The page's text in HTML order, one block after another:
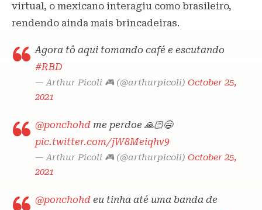
virtual, o mexicano interagiu como brasileiro,
rendendo ainda mais brincadeiras.
Agora tô aqui tomando café e escutando
#RBD
— Arthur Picoli 🎮 (@arthurpicoli) October 25,
2021
@ponchohd me perdoe 🙏🏻😅
pic.twitter.com/jW8Meiqhv9
— Arthur Picoli 🎮 (@arthurpicoli) October 25,
2021
@ponchohd eu tinha até uma banda de